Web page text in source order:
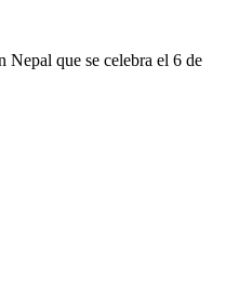
que se celebra el 6 de